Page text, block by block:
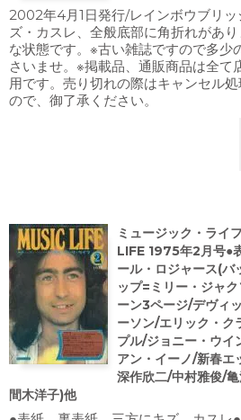
2002年4月1日発行/レインボウブリ
ズ・カスレ、全般底部に角折れがあ
な状態です。※古い雑誌ですので多少
さいませ。※掲載品、通販商品は全て
用です。売り切れの際はキャンセル
ので、御了承ください。
ミュージック・ライ
LIFE 1975年2月号●
ール・ロジャース(バ
ップ=ミリー・ジャ
ーン3ページ/デヴィ
ーソン/エリック・ク
プル/ジョニー・ウイ
アン・イーノ/新春エ
深作欣二/中村雅俊/
間木洋子)他